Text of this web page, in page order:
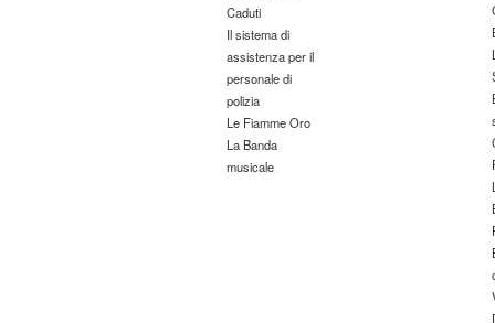
Caduti
Il sistema di
assistenza per il
personale di
polizia
Le Fiamme Oro
La Banda
musicale